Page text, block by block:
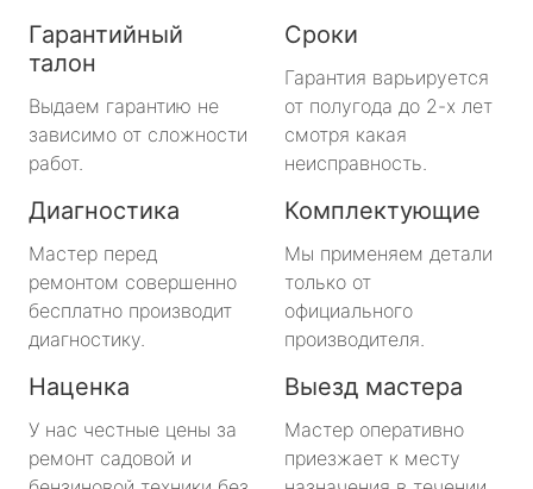
Гарантийный
талон
Выдаем гарантию не
зависимо от сложности
работ.
Сроки
Гарантия варьируется
от полугода до 2-х лет
смотря какая
неисправность.
Диагностика
Мастер перед
ремонтом совершенно
бесплатно производит
диагностику.
Комплектующие
Мы применяем детали
только от
официального
производителя.
Наценка
У нас честные цены за
ремонт садовой и
Выезд мастера
Мастер оперативно
приезжает к месту